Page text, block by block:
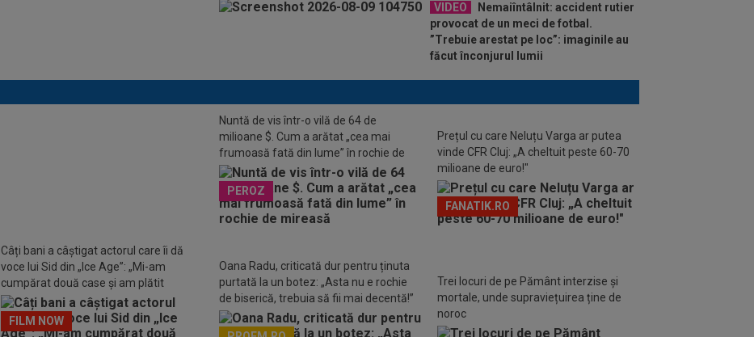
VIDEO
Nemaiîntâlnit: accident rutier
provocat de un meci de fotbal.
”Trebuie arestat pe loc”: imaginile au
făcut înconjurul lumii
Nuntă de vis într-o vilă de 64 de
milioane $. Cum a arătat „cea mai
frumoasă fată din lume” în rochie de
mireasă
PEROZ
Prețul cu care Neluțu Varga ar putea
vinde CFR Cluj: „A cheltuit peste 60-70
milioane de euro!"
FANATIK.RO
Câți bani a câștigat actorul care îi dă
voce lui Sid din „Ice Age”: „Mi-am
cumpărat două case și am plătit
facultatea copiilor”
FILM NOW
Oana Radu, criticată dur pentru ținuta
purtată la un botez: „Asta nu e rochie
de biserică, trebuia să fii mai decentă!”
Trei locuri de pe Pământ interzise și
mortale, unde supraviețuirea ține de
noroc